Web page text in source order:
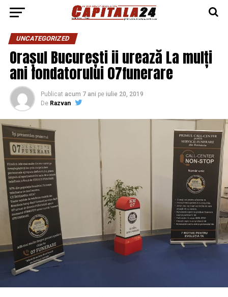
UNCATEGORIZED
Orașul București ii urează La mulți
ani fondatorului 07funerare
Publicat acum 7 ani pe iulie 20, 2019
De Razvan